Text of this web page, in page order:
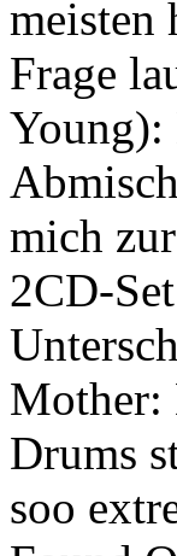
meisten
Frage
Young):
mich
2CD-
Mother:
Drums
soo